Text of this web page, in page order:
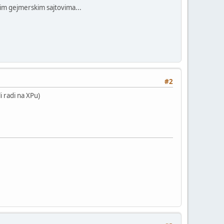
gejmerskim sajtovima...
#2
radi na XPu)